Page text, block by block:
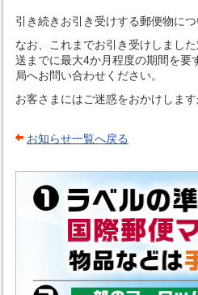
引き続きお引き受けする郵便物に
なお、これまでお引き受けしまし
送までに最大4か月程度の期間を要
局へお問い合わせください。
お客さまにはご迷惑をおかけしま
お知らせ一覧へ戻る